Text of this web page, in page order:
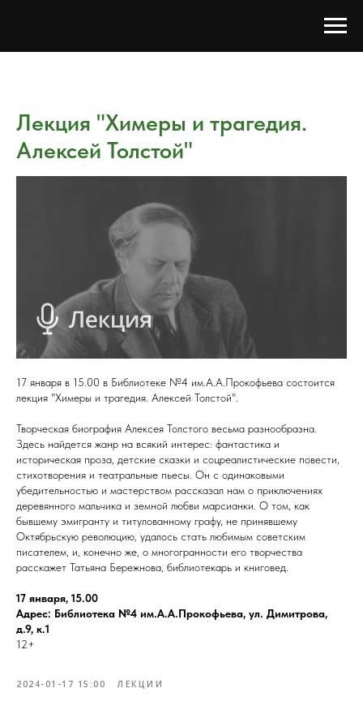
Лекция "Химеры и трагедия.
Алексей Толстой"
17 января в 15.00 в Библиотеке №4 им.А.А.Прокофьева состоится
лекция "Химеры и трагедия. Алексей Толстой".
Творческая биография Алексея Толстого весьма разнообразна.
Здесь найдется жанр на всякий интерес: фантастика и
историческая проза, детские сказки и соцреалистические повести,
стихотворения и театральные пьесы. Он с одинаковыми
убедительностью и мастерством рассказал нам о приключениях
деревянного мальчика и земной любви марсианки. О том, как
бывшему эмигранту и титулованному графу, не принявшему
Октябрьскую революцию, удалось стать любимым советским
писателем, и, конечно же, о многогранности его творчества
расскажет Татьяна Бережнова, библиотекарь и книговед.
17 января, 15.00
Адрес: Библиотека №4 им.А.А.Прокофьева, ул. Димитрова,
д.9, к.1
12+
2024-01-17 15:00 ЛЕКЦИИ